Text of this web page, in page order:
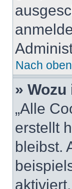
Nach oben
»
„Alle
erstellt
bleibst.